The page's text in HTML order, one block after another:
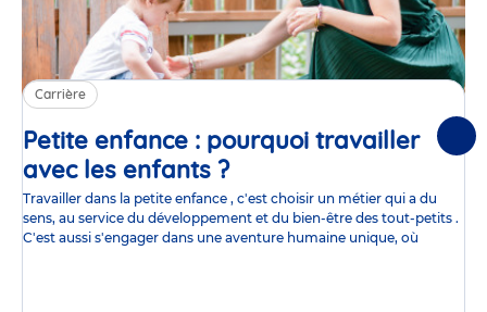
Carrière
Petite enfance : pourquoi travailler
avec les enfants ?Article
Travailler dans la petite enfance , c'est choisir un métier qui a du
sens, au service du développement et du bien-être des tout-petits .
C'est aussi s'engager dans une aventure humaine unique, où